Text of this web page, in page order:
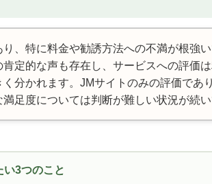
、特に料金や勧誘方法への不満が根強い
定的な声も存在し、サービスへの評価
分かれます。JMサイトのみの評価であ
足度については判断が難しい状況が続い
3つのこと